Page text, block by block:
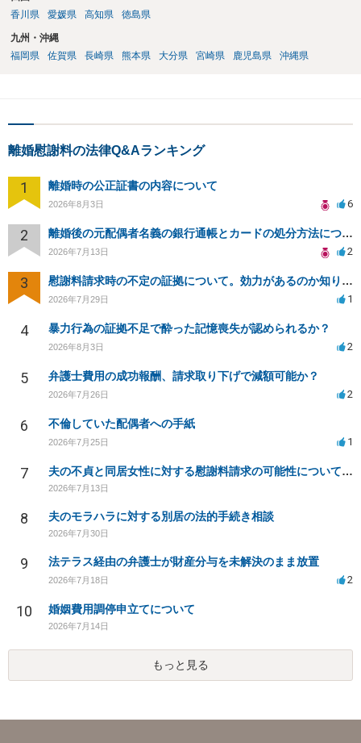
香川県
愛媛県 高知県 徳島県
九州・沖縄
福岡県
佐賀県 長崎県 熊本県 大分県 宮崎県 鹿児島県 沖縄県
離婚慰謝料の法律Q&Aランキング
1 離婚時の公正証書の内容について
2026年8月3日 6
2 離婚後の元配偶者名義の銀行通帳とカードの処分方法について
2026年7月13日 2
3 慰謝料請求時の不定の証拠について。効力があるのか知りたい。
2026年7月29日 1
4 暴力行為の証拠不足で酔った記憶喪失が認められるか？
2026年8月3日 2
5 弁護士費用の成功報酬、請求取り下げで減額可能か？
2026年7月26日 2
6 不倫していた配偶者への手紙
2026年7月25日 1
7 夫の不貞と同居女性に対する慰謝料請求の可能性について相談
2026年7月13日
8 夫のモラハラに対する別居の法的手続き相談
2026年7月30日
9 法テラス経由の弁護士が財産分与を未解決のまま放置
2026年7月18日 2
10 婚姻費用調停申立てについて
2026年7月14日
もっと見る